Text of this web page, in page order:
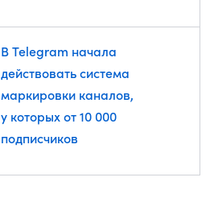
В Telegram начала
действовать система
маркировки каналов,
у которых от 10 000
подписчиков